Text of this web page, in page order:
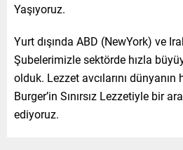
Yaşıyoruz.
Yurt dışında ABD (NewYork) ve
Şubelerimizle sektörde hızla
olduk. Lezzet avcılarını dünyanın
Burger’in Sınırsız Lezzetiyle bir
ediyoruz.